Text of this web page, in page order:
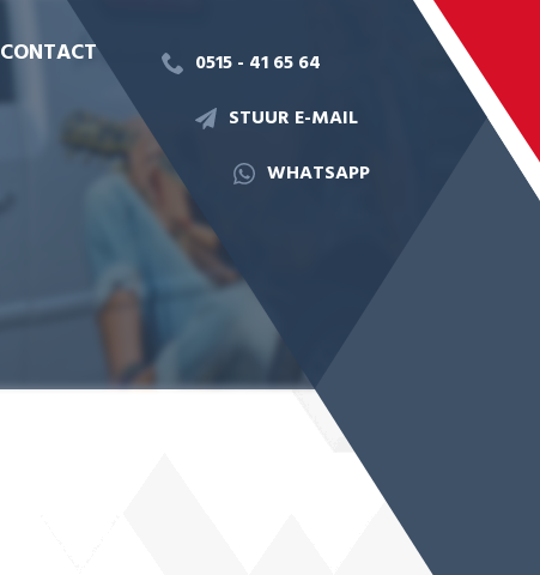
CONTACT
0515 - 41 65 64
STUUR E-MAIL
WHATSAPP